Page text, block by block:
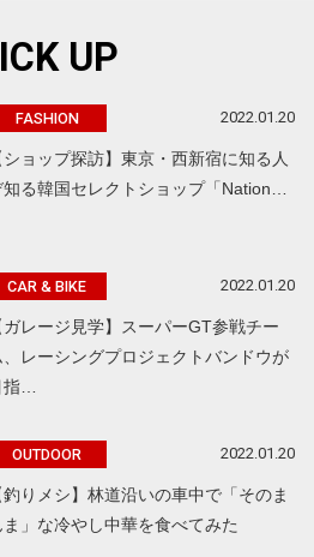
UP
FASHION 2022.01.20
ショップ探訪】東京・西新宿に知る人
知る韓国セレクトショップ「Nation…
CAR & BIKE 2022.01.20
ガレージ見学】スーパーGT参戦チー
、レーシングプロジェクトバンドウが
指…
OUTDOOR 2022.01.20
釣りメシ】林道沿いの車中で「そのま
ま」な冷やし中華を食べてみた